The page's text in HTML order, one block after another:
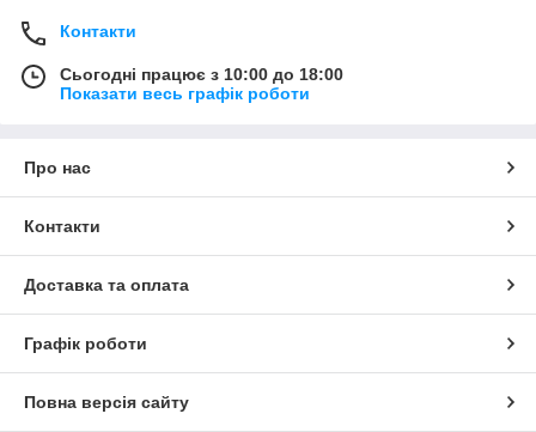
Контакти
Сьогодні працює з 10:00 до 18:00
Показати весь графік роботи
Про нас
Контакти
Доставка та оплата
Графік роботи
Повна версія сайту